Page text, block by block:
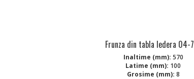
Frunza din tabla Iedera 04-
Inaltime (mm): 570
Latime (mm): 100
Grosime (mm): 8